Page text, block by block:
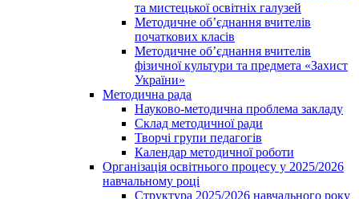
та мистецької освітніх галузей
Методичне об’єднання вчителів
початкових класів
Методичне об’єднання вчителів
фізичної культури та предмета «Захист
України»
Методична рада
Науково-методична проблема закладу
Склад методичної ради
Творчі групи педагогів
Календар методичної роботи
Організація освітнього процесу у 2025/2026
навчальному році
Структура 2025/2026 навчального року